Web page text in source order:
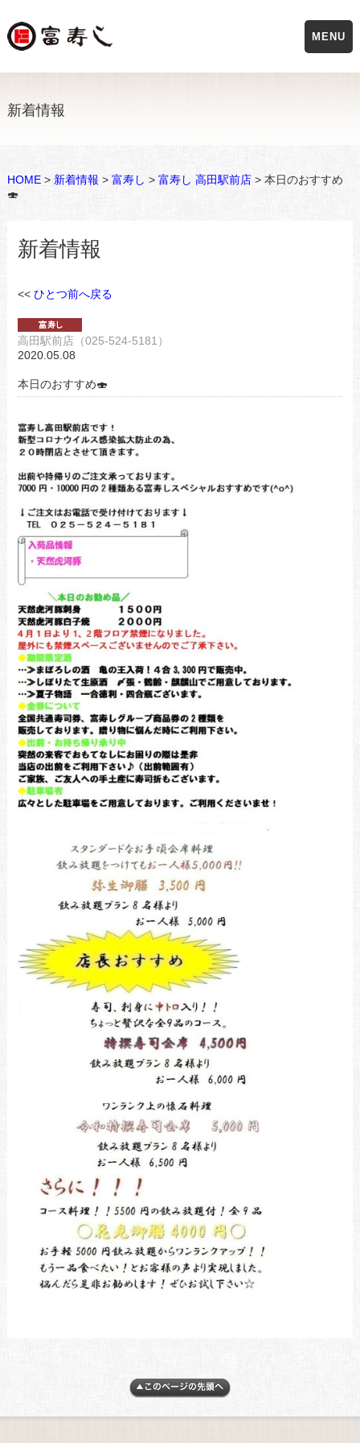
新着情報
HOME> 新着情報 > 富寿し > 富寿し 高田駅前店> 本日のおすすめ
🍣
新着情報
<< ひとつ前へ戻る
高田駅前店（025-524-5181）
2020.05.08
本日のおすすめ🍣
MENU